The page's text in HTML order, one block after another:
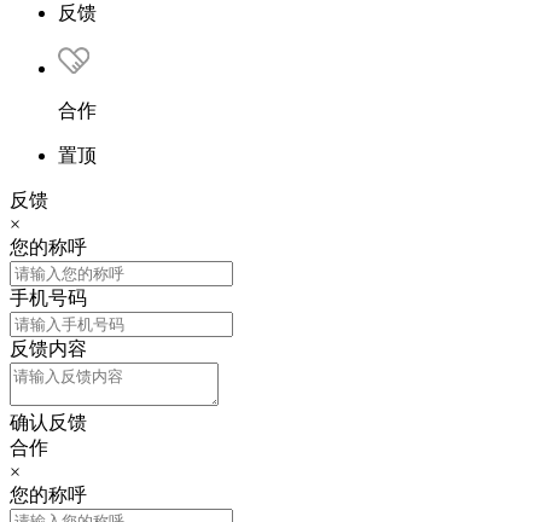
反馈
合作
置顶
反馈
×
您的称呼
手机号码
反馈内容
确认反馈
合作
×
您的称呼